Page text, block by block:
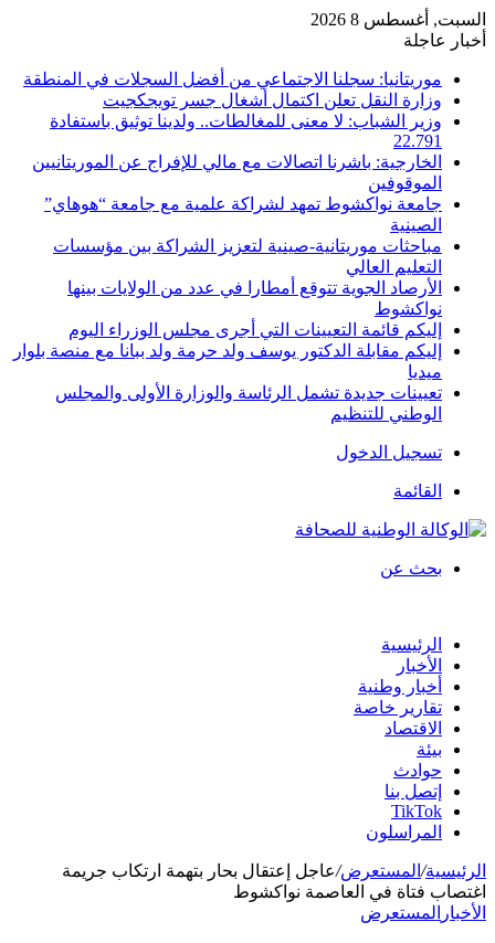
السبت, أغسطس 8 2026
أخبار عاجلة
موريتانيا: سجلنا الاجتماعي من أفضل السجلات في المنطقة
وزارة النقل تعلن اكتمال أشغال جسر تويجكجيت
وزير الشباب: لا معنى للمغالطات.. ولدينا توثيق باستفادة
22.791
الخارجية: باشرنا اتصالات مع مالي للإفراج عن الموريتانيين
الموقوفين
جامعة نواكشوط تمهد لشراكة علمية مع جامعة “هوهاي”
الصينية
مباحثات موريتانية-صينية لتعزيز الشراكة بين مؤسسات
التعليم العالي
الأرصاد الجوية تتوقع أمطارا في عدد من الولايات بينها
نواكشوط
إليكم قائمة التعيينات التي أجرى مجلس الوزراء اليوم
إليكم مقابلة الدكتور يوسف ولد حرمة ولد ببانا مع منصة بلوار
ميديا
تعيينات جديدة تشمل الرئاسة والوزارة الأولى والمجلس
الوطني للتنظيم
تسجيل الدخول
القائمة
بحث عن
الرئيسية
الأخبار
أخبار وطنية
تقارير خاصة
الاقتصاد
بيئة
حوادث
إتصل بنا
TikTok
المراسلون
الرئيسية/ المستعرض/عاجل إعتقال بحار بتهمة ارتكاب جريمة
اغتصاب فتاة في العاصمة نواكشوط
الأخبار المستعرض